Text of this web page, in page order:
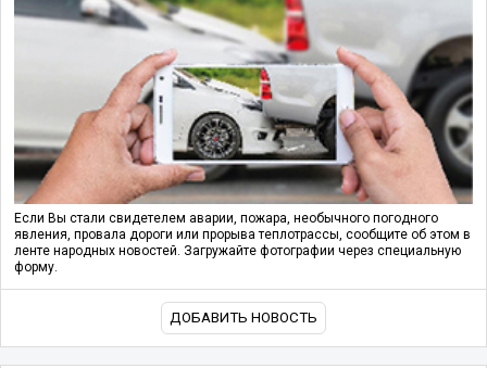
Если Вы стали свидетелем аварии, пожара, необычного погодного
явления, провала дороги или прорыва теплотрассы, сообщите об этом в
ленте народных новостей. Загружайте фотографии через специальную
форму.
ДОБАВИТЬ НОВОСТЬ